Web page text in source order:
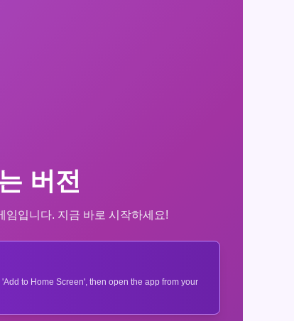
버전
입니다. 지금 바로 시작하세요!
to Home Screen', then open the app from your